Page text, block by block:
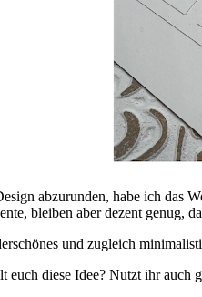
abzurunden, habe ich das
bleiben aber dezent genug,
und zugleich
euch diese Idee? Nutzt ihr auch